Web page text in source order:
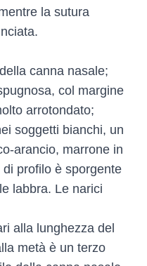
la sutura
canna nasale;
col margine
arrotondato;
soggetti bianchi, un
arancio, marrone in
profilo è sporgente
labbra. Le narici
alla lunghezza del
metà è un terzo